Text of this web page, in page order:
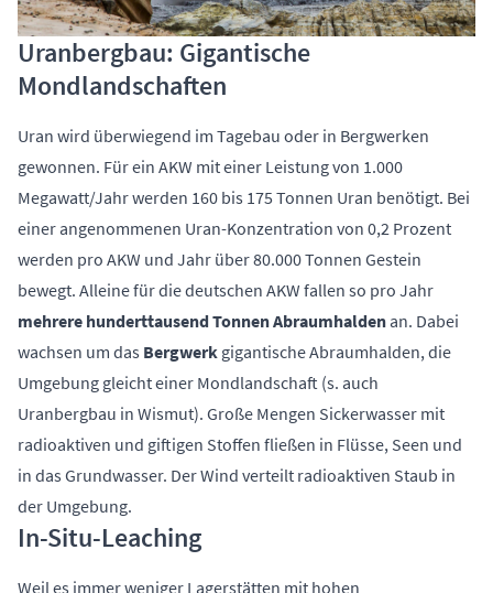
Uranbergbau: Gigantische
Mondlandschaften
Uran wird überwiegend im Tagebau oder in Bergwerken
gewonnen. Für ein AKW mit einer Leistung von 1.000
Megawatt/Jahr werden 160 bis 175 Tonnen Uran benötigt. Bei
einer angenommenen Uran-Konzentration von 0,2 Prozent
werden pro AKW und Jahr über 80.000 Tonnen Gestein
bewegt. Alleine für die deutschen AKW fallen so pro Jahr
mehrere hunderttausend Tonnen Abraumhalden an. Dabei
wachsen um das Bergwerk gigantische Abraumhalden, die
Umgebung gleicht einer Mondlandschaft (s. auch
Uranbergbau in Wismut). Große Mengen Sickerwasser mit
radioaktiven und giftigen Stoffen fließen in Flüsse, Seen und
in das Grundwasser. Der Wind verteilt radioaktiven Staub in
der Umgebung.
In-Situ-Leaching
Weil es immer weniger Lagerstätten mit hohen